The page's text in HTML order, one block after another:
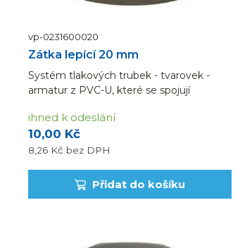
vp-0231600020
Zátka lepící 20 mm
Systém tlakových trubek - tvarovek -
armatur z PVC-U, které se spojují
spojů. Výhodou je jak snadná manipulace
i montáž, tak chemická odolnost
potrubních dílů.
10,00 Kč
8,26 Kč bez DPH
ihned k odeslání
Přidat do košíku